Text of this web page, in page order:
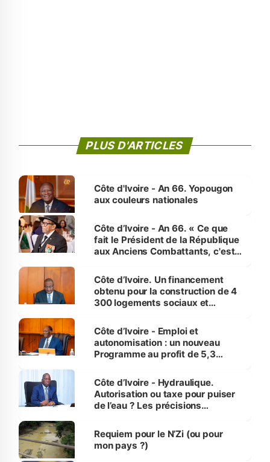
PLUS D'ARTICLES
Côte d'Ivoire - An 66. Yopougon
aux couleurs nationales
Côte d’Ivoire - An 66. « Ce que
fait le Président de la République
aux Anciens Combattants, c'est
Côte d’Ivoire. Un financement
obtenu pour la construction de 4
300 logements sociaux et
et Yamoussoukro
Côte d’Ivoire - Emploi et
autonomisation : un nouveau
Programme au profit de 5,3
Côte d’Ivoire - Hydraulique.
Autorisation ou taxe pour puiser
de l’eau ? Les précisions
Requiem pour le N’Zi (ou pour
mon pays ?)